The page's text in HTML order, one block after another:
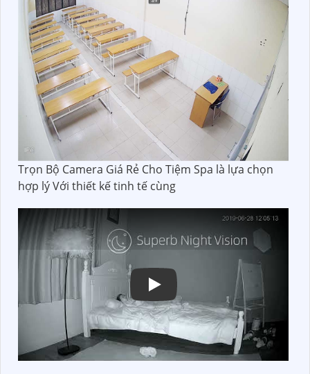
Trọn Bộ Camera Giá Rẻ Cho Tiệm Spa là lựa chọn
hợp lý Với thiết kế tinh tế cùng